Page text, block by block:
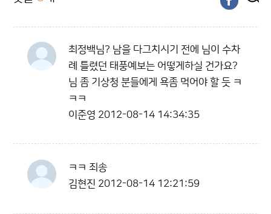
최정백님? 남을 다그치시기 전에 님이 수차
례 틀렸던 태풍예보는 어떻게하실 건가요?
님 좀 기상청 분들에게 욕좀 먹어야 할 듯 ㅋ
ㅋㅋ
이준영 2012-08-14 14:34:35
ㅋㅋ 죄송
김현진 2012-08-14 12:21:59